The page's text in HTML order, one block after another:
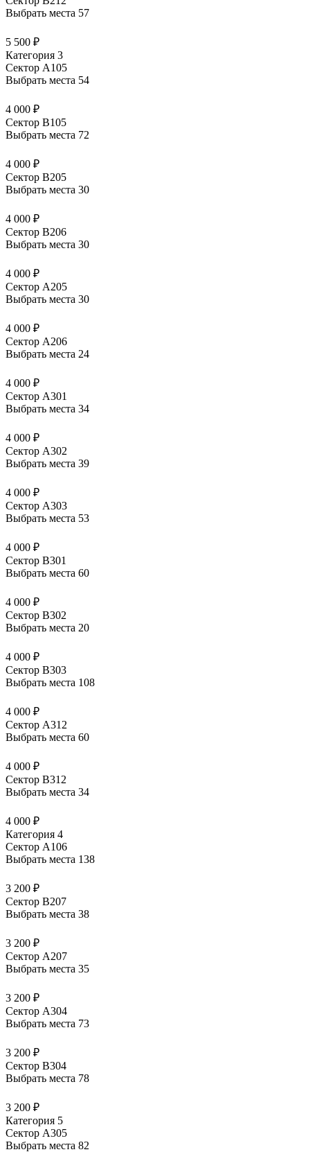
Выбрать места 57
5 500 ₽
Категория 3
Сектор А105
Выбрать места 54
4 000 ₽
Сектор В105
Выбрать места 72
4 000 ₽
Сектор В205
Выбрать места 30
4 000 ₽
Сектор В206
Выбрать места 30
4 000 ₽
Сектор А205
Выбрать места 30
4 000 ₽
Сектор А206
Выбрать места 24
4 000 ₽
Сектор А301
Выбрать места 34
4 000 ₽
Сектор А302
Выбрать места 39
4 000 ₽
Сектор А303
Выбрать места 53
4 000 ₽
Сектор В301
Выбрать места 60
4 000 ₽
Сектор В302
Выбрать места 20
4 000 ₽
Сектор В303
Выбрать места 108
4 000 ₽
Сектор А312
Выбрать места 60
4 000 ₽
Сектор В312
Выбрать места 34
4 000 ₽
Категория 4
Сектор А106
Выбрать места 138
3 200 ₽
Сектор В207
Выбрать места 38
3 200 ₽
Сектор А207
Выбрать места 35
3 200 ₽
Сектор А304
Выбрать места 73
3 200 ₽
Сектор В304
Выбрать места 78
3 200 ₽
Категория 5
Сектор А305
Выбрать места 82